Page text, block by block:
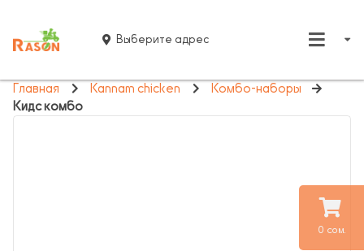
0 сом.
Выберите адрес
Главная Kannam chicken
Комбо-наборы
Кидс комбо